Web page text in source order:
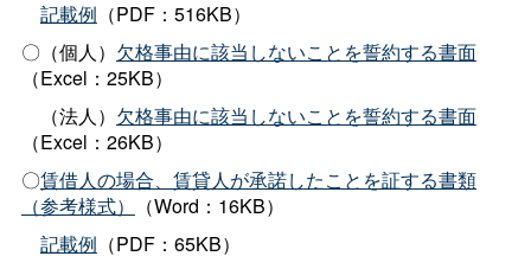
記載例 （PDF：516KB）
〇（個人） 欠格事由に該当しないことを誓約する書面
（Excel：25KB）
（法人） 欠格事由に該当しないことを誓約する書面
（Excel：26KB）
〇賃借人の場合、賃貸人が承諾したことを証する書類
（参考様式）
（Word：16KB）
記載例 （PDF：65KB）